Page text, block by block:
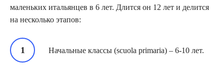
маленьких итальянцев в 6 лет. Длится он 12 лет и делится
на несколько этапов:
Начальные классы (scuola primaria) – 6-10 лет.